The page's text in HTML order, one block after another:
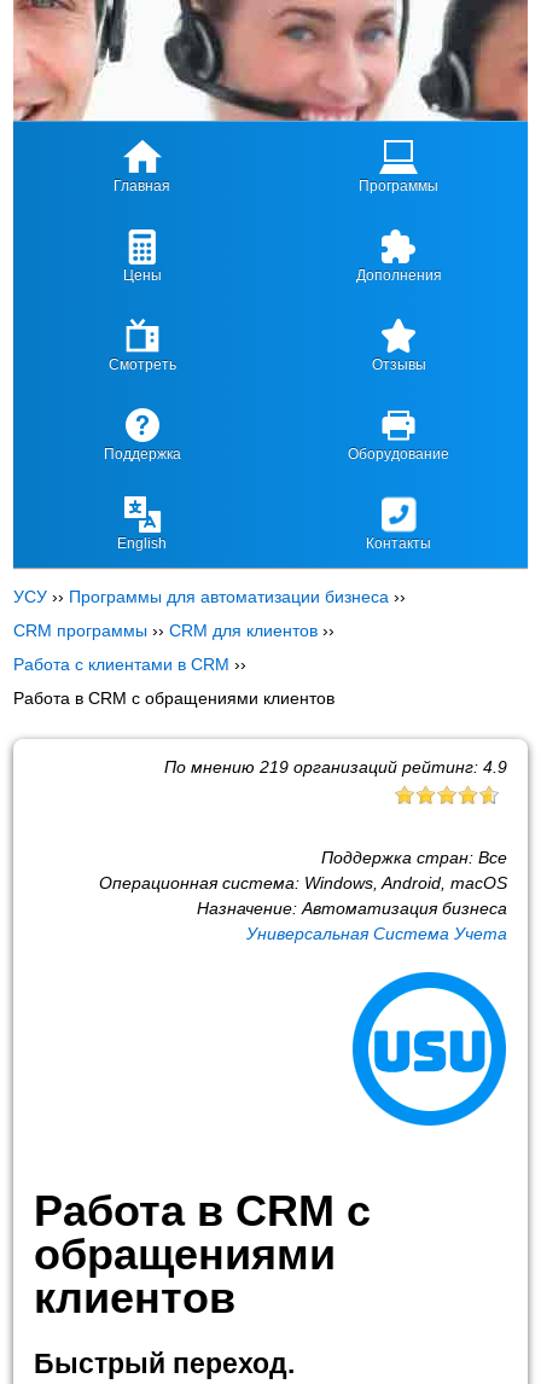
Главная Программы
Цены Дополнения
Смотреть Отзывы
Поддержка Оборудование
English Контакты
УСУ ›› Программы для автоматизации бизнеса ››
CRM программы ››CRM для клиентов ››
Работа с клиентами в CRM ››
Работа в CRM с обращениями клиентов
По мнению 219организаций рейтинг: 4.9
Поддержка стран: Все
Операционная система: Windows, Android, macOS
Назначение: Автоматизация бизнеса
Универсальная Система Учета
Работа в CRM с
обращениями
клиентов
Быстрый переход.